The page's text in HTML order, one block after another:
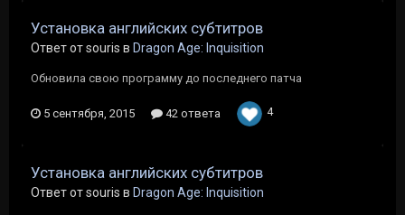
Установка английских субтитров
Ответ от souris в Dragon Age: Inquisition
Обновила свою программу до последнего патча
5 сентября, 2015 42 ответа 4
Установка английских субтитров
Ответ от souris в Dragon Age: Inquisition